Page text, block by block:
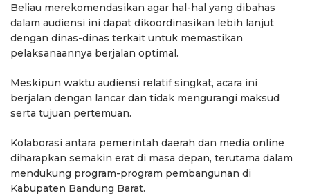
Beliau merekomendasikan agar hal-hal yang dibahas
dalam audiensi ini dapat dikoordinasikan lebih lanjut
dengan dinas-dinas terkait untuk memastikan
pelaksanaannya berjalan optimal.
Meskipun waktu audiensi relatif singkat, acara ini
berjalan dengan lancar dan tidak mengurangi maksud
serta tujuan pertemuan.
Kolaborasi antara pemerintah daerah dan media online
diharapkan semakin erat di masa depan, terutama dalam
mendukung program-program pembangunan di
Kabupaten Bandung Barat.